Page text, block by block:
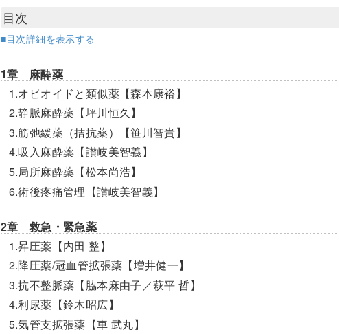
目次
■目次詳細を表示する
1章 麻酔薬
1.オピオイドと類似薬【森本康裕】
2.静脈麻酔薬【坪川恒久】
3.筋弛緩薬（拮抗薬）【笹川智貴】
4.吸入麻酔薬【讃岐美智義】
5.局所麻酔薬【松本尚浩】
6.術後疼痛管理【讃岐美智義】
2章 救急・緊急薬
1.昇圧薬【内田 整】
2.降圧薬/冠血管拡張薬【増井健一】
3.抗不整脈薬【脇本麻由子／萩平 哲】
4.利尿薬【鈴木昭広】
5.気管支拡張薬【車 武丸】